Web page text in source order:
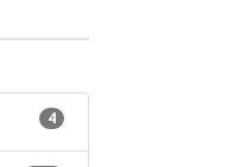
4